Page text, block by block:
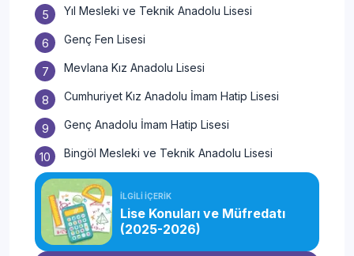
Yıl Mesleki ve Teknik Anadolu Lisesi
Genç Fen Lisesi
Mevlana Kız Anadolu Lisesi
Cumhuriyet Kız Anadolu İmam Hatip Lisesi
Genç Anadolu İmam Hatip Lisesi
Bingöl Mesleki ve Teknik Anadolu Lisesi
İLGİLİ İÇERİK
Lise Konuları ve Müfredatı
(2025-2026)